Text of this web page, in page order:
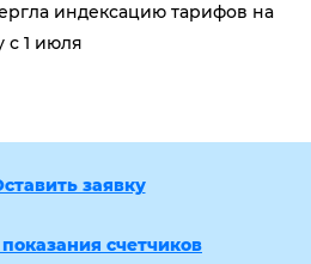
индексацию тарифов на
с 1 июля
заявку
счетчиков